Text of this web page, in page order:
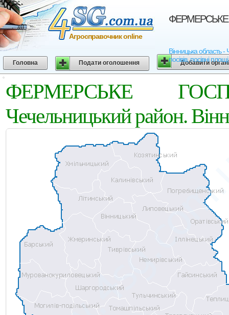
ФЕРМЕРСЬКЕ
Вінницька
посівів, посівні
Агросправочник online
Головна Подати оголошення Добавити
ФЕРМЕРСЬКЕ
Чечельницький район.